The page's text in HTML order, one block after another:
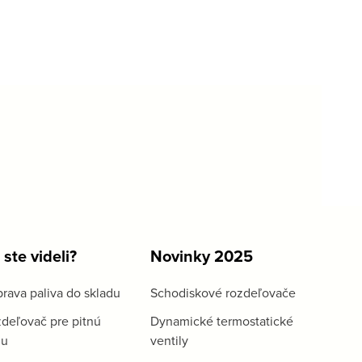
videli?
paliva do skladu
pre pitnú
Novinky 2025
Schodiskové rozdeľovače
Dynamické termostatické
ventily